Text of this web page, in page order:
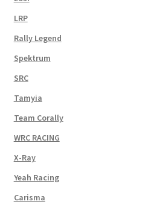
LRP
Rally Legend
Spektrum
SRC
Tamyia
Team Corally
WRC RACING
X-Ray
Yeah Racing
Carisma